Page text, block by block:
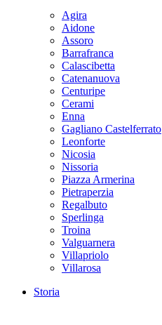
Agira
Aidone
Assoro
Barrafranca
Calascibetta
Catenanuova
Centuripe
Cerami
Enna
Gagliano Castelferrato
Leonforte
Nicosia
Nissoria
Piazza Armerina
Pietraperzia
Regalbuto
Sperlinga
Troina
Valguarnera
Villapriolo
Villarosa
Storia